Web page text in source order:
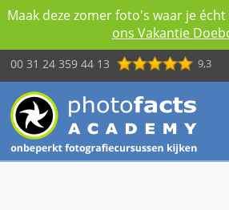
Maak deze zomer foto's waar je
ons Vakantie
00 31 24 359 44 13 9,3